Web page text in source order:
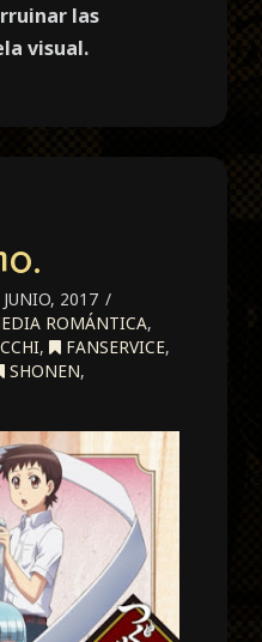
las
visual.
2017
ROMÁNTICA,
, FANSERVICE,
SHONEN,